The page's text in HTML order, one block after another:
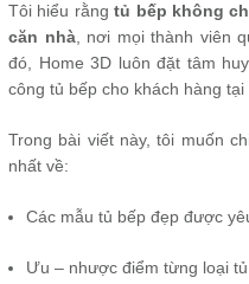
Tôi hiểu rằngtủ bếp không
căn nhà, nơi mọi thành viên
đó, Home 3D luôn đặt tâm
công tủ bếp cho khách hàng tại
Trong bài viết này, tôi muốn
nhất về:
Các mẫu tủ bếp đẹp được
Ưu – nhược điểm từng loại tủ